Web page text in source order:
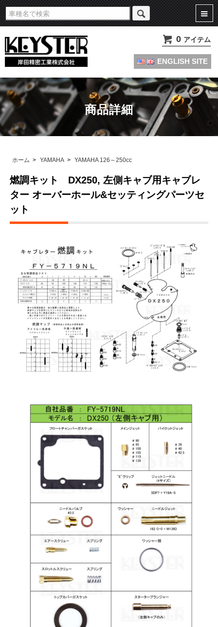
旧車・名車・絶版車キャブレターのオーバーホールやセッティングパーツは
KEYSTERの燃調キット
0 アイテム
ENGLISH SITE
商品詳細
ホーム > YAMAHA > YAMAHA 126～250cc
燃調キット DX250, 左側キャブ用キャブレ
ター オーバーホール&セッティングパーツセ
ット